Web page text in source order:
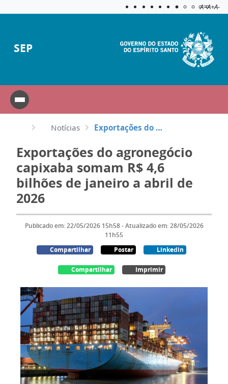
Aplicar
A=A+A-
SEP
Notícias Exportações do agronegócio capixaba somam R$ 4,6 bilhões de janeiro a abril de 2026
Exportações do agronegócio
capixaba somam R$ 4,6
bilhões de janeiro a abril de
2026
Publicado em: 22/05/2026 15h58 - Atualizado em: 28/05/2026
11h55
Compartilhar
Postar Linkedin
Compartilhar Imprimir